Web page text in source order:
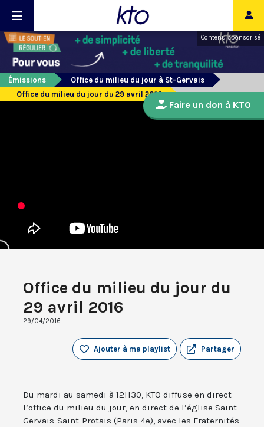
Contenu sponsorisé
Émissions
Office du milieu du jour à St-Gervais
Office du milieu du jour du 29 avril 2016
Office du milieu du jour du
29 avril 2016
29/04/2016
Partager
Ajouter à ma playlist
Du mardi au samedi à 12H30, KTO diffuse en direct
l’office du milieu du jour, en direct de l’église Saint-
Gervais-Saint-Protais (Paris 4e), avec les Fraternités
Faire un don à KTO